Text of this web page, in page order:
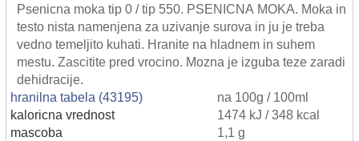
Psenicna moka tip 0 / tip 550. PSENICNA MOKA. Moka in
testo nista namenjena za uzivanje surova in ju je treba
vedno temeljito kuhati. Hranite na hladnem in suhem
mestu. Zascitite pred vrocino. Mozna je izguba teze zaradi
dehidracije.
hranilna tabela (43195)
na 100g / 100ml
kaloricna vrednost
1474 kJ / 348 kcal
mascoba
1,1 g